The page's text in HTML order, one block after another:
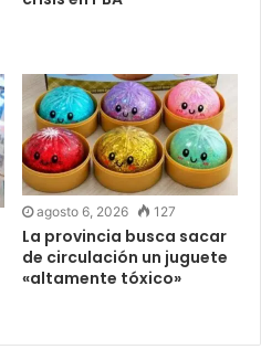
agosto 6, 2026 127
La provincia busca sacar
de circulación un juguete
«altamente tóxico»